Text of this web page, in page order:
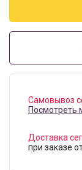
Самовывоз
Посмотреть
Доставка
при заказе